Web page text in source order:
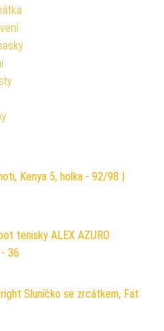
Kenya 5, holka - 92/98 |
tenisky ALEX AZURO
36
Sluníčko se zrcátkem, Fat